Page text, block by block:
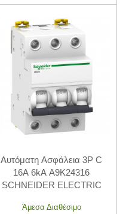
Αυτόματη Ασφάλεια 3P C
16A 6kA A9K24316
SCHNEIDER ELECTRIC
Άμεσα Διαθέσιμο